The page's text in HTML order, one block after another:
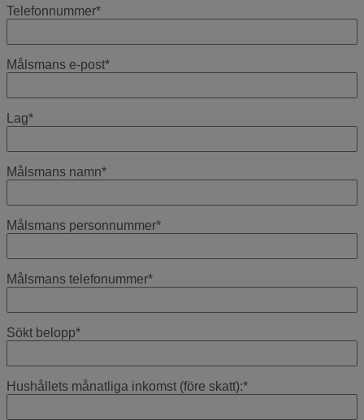
Telefonnummer*
Målsmans e-post*
Lag*
Målsmans namn*
Målsmans personnummer*
Målsmans telefonummer*
Sökt belopp*
Hushållets månatliga inkomst (före skatt):*